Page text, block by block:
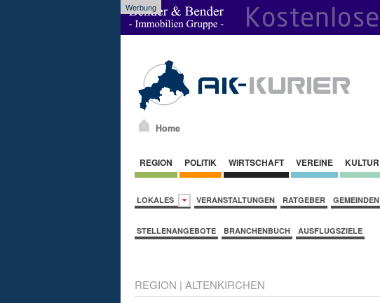
Werbung
Home
REGION POLITIK WIRTSCHAFT VEREINE KULTUR
LOKALES VERANSTALTUNGEN RATGEBER GEMEINDEN
STELLENANGEBOTE BRANCHENBUCH AUSFLUGSZIELE
REGION | ALTENKIRCHEN